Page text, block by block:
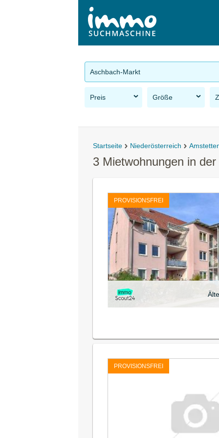
Aschbach-Markt
Preis Größe
Startseite Niederösterreich
3 Mietwohnungen in
PROVISIONSFREI
PROVISIONSFREI